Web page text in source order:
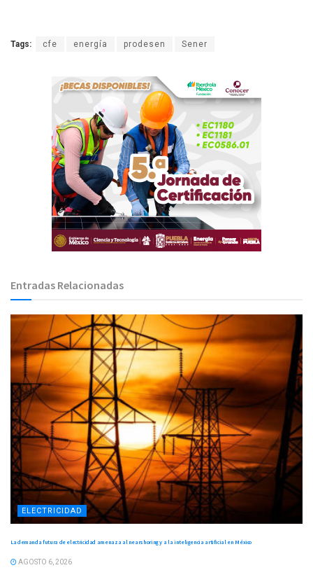
Tags: cfe energía prodesen Sener
Entradas Relacionadas
ELECTRICIDAD
La demanda futura de electricidad amenaza al nearshoring y a la inteligencia artificial en México
AGOSTO 6, 2026